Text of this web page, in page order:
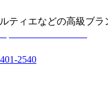
ティエなどの高級ブ
2540